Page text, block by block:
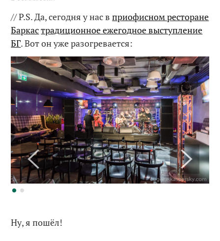
// P.S. Да, сегодня у нас вприофисном ресторане
Баркастрадиционное ежегодное выступление
БГ. Вот он уже разогревается:
Ну, я пошёл!